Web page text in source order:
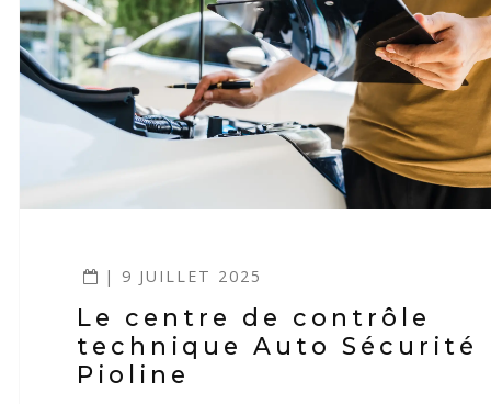
| 9 JUILLET 2025
Le centre de contrôle
technique Auto Sécurité
Pioline